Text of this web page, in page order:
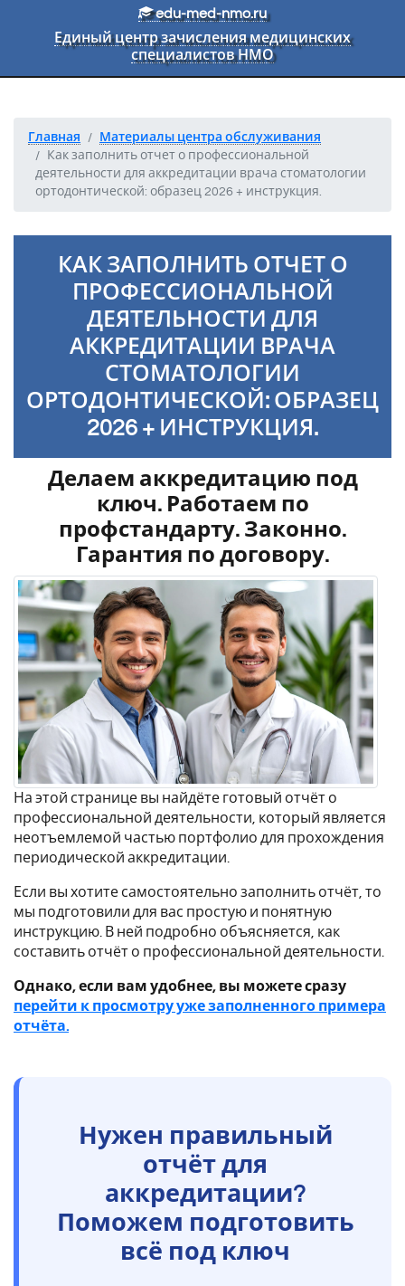
Перейти к основному текстуedu-med-nmo.ru
Единый центр зачисления медицинских
специалистов НМО
Главная
Материалы центра обслуживания
Как заполнить отчет о профессиональной
деятельности для аккредитации врача стоматологии
ортодонтической: образец 2026 + инструкция.
КАК ЗАПОЛНИТЬ ОТЧЕТ О
ПРОФЕССИОНАЛЬНОЙ
ДЕЯТЕЛЬНОСТИ ДЛЯ
АККРЕДИТАЦИИ ВРАЧА
СТОМАТОЛОГИИ
ОРТОДОНТИЧЕСКОЙ: ОБРАЗЕЦ
2026 + ИНСТРУКЦИЯ.
Делаем аккредитацию под
ключ. Работаем по
профстандарту. Законно.
Гарантия по договору.
На этой странице вы найдёте готовый отчёт о
профессиональной деятельности, который является
неотъемлемой частью портфолио для прохождения
периодической аккредитации.
Если вы хотите самостоятельно заполнить отчёт, то
мы подготовили для вас простую и понятную
инструкцию. В ней подробно объясняется, как
составить отчёт о профессиональной деятельности.
Однако, если вам удобнее, вы можете сразу
перейти к просмотру уже заполненного примера
отчёта.
Нужен правильный
отчёт для
аккредитации?
Поможем подготовить
всё под ключ